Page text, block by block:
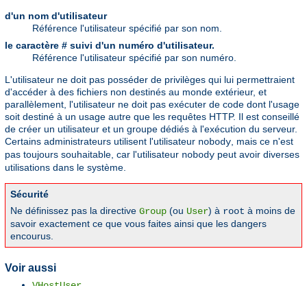
d'un nom d'utilisateur
Référence l'utilisateur spécifié par son nom.
le caractère # suivi d'un numéro d'utilisateur.
Référence l'utilisateur spécifié par son numéro.
L'utilisateur ne doit pas posséder de privilèges qui lui permettraient
d'accéder à des fichiers non destinés au monde extérieur, et
parallèlement, l'utilisateur ne doit pas exécuter de code dont l'usage
soit destiné à un usage autre que les requêtes HTTP. Il est conseillé
de créer un utilisateur et un groupe dédiés à l'exécution du serveur.
Certains administrateurs utilisent l'utilisateur nobody , mais ce n'est
pas toujours souhaitable, car l'utilisateur nobody peut avoir diverses
utilisations dans le système.
Sécurité
Ne définissez pas la directive Group (ou User) à root à moins de
savoir exactement ce que vous faites ainsi que les dangers
encourus.
Voir aussi